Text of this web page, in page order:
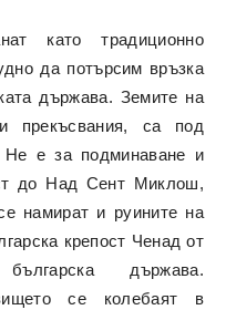
като традиционно
да потърсим връзка
държава. Земите на
прекъсвания, са под
Не е за подминаване и
до Над Сент Миклош,
намират и руините на
крепост Ченад от
държава.
се колебаят в